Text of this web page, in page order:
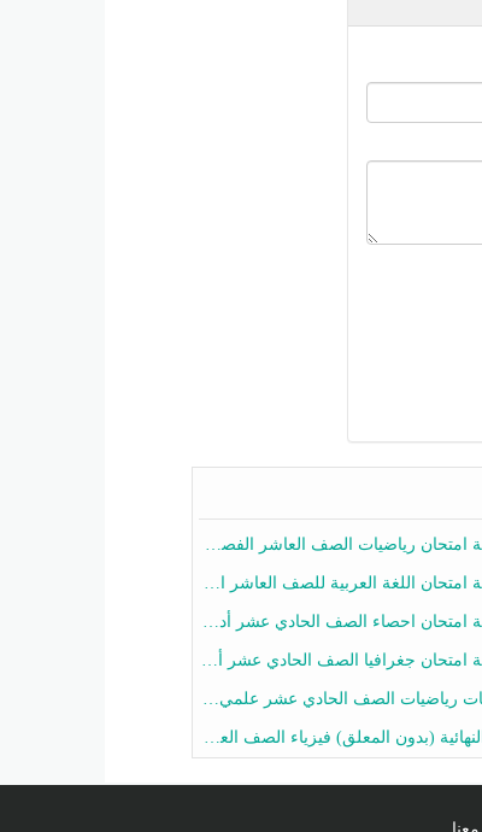
رياضيات الصف العاشر الفصل الثاني 2025-2026
اللغة العربية للصف العاشر الفصل الثاني 2025-2026
احصاء الصف الحادي عشر أدبي الفصل الثاني 2025-2026
جغرافيا الصف الحادي عشر أدبي الفصل الثاني 2025-2026
الصف الحادي عشر علمي الفصل الثاني 2025-2026 أ عمرو فايز
(بدون المعلق) فيزياء الصف العاشر الفصل الثاني أ أحمد نبيه